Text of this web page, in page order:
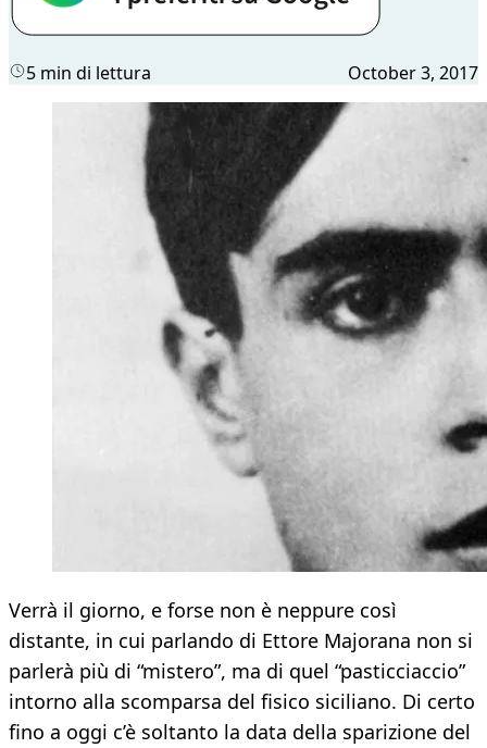
5 min di lettura October 3, 2017
Verrà il giorno, e forse non è neppure così
distante, in cui parlando di Ettore Majorana non si
parlerà più di “mistero”, ma di quel “pasticciaccio”
intorno alla scomparsa del fisico siciliano. Di certo
fino a oggi c’è soltanto la data della sparizione del